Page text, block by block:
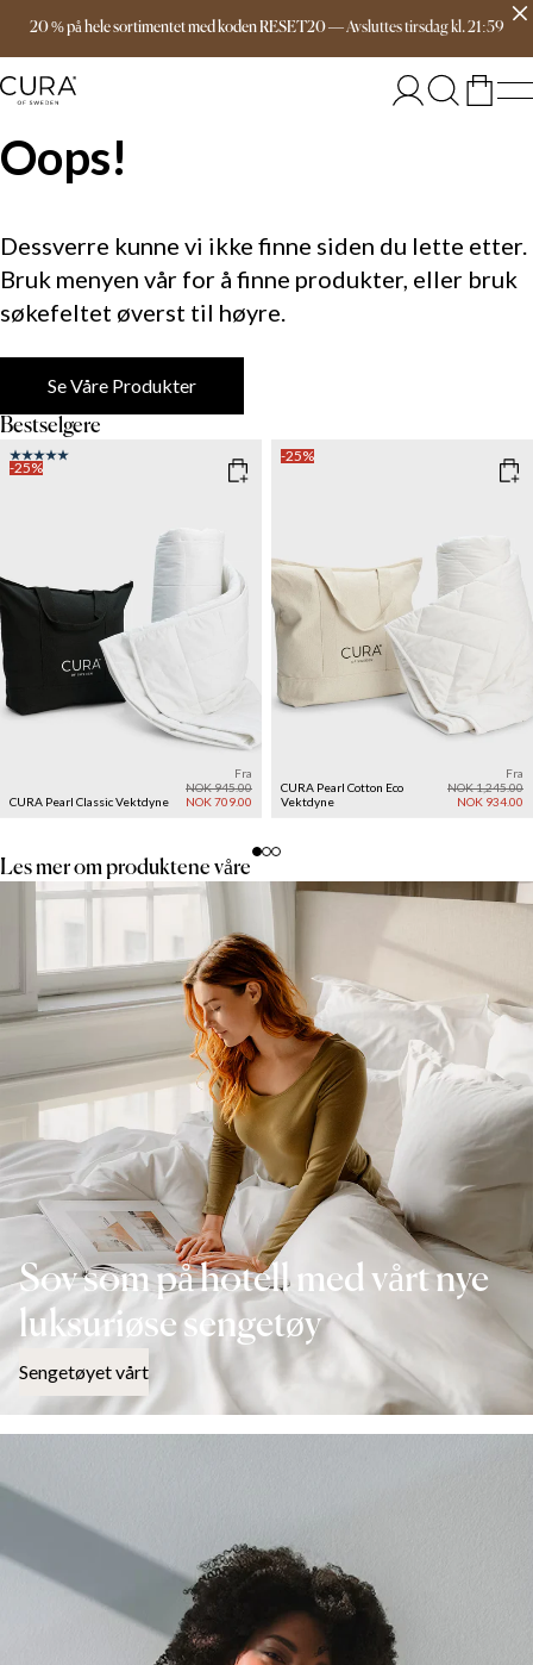
20 % på hele sortimentet med koden RESET20—Avsluttestirsdagkl.21:59
Gratis frakt over 1599 kr
Oops!
Dessverre kunne vi ikke finne siden du lette etter.
Bruk menyen vår for å finne produkter, eller bruk
søkefeltet øverst til høyre.
Se Våre Produkter
Bestselgere
-25%
CURA Pearl Classic Vektdyne
Fra
NOK 945.00
NOK 709.00
-25%
CURA Pearl Cotton Eco
Vektdyne
Fra
NOK 1,245.00
NOK 934.00
Les mer om produktene våre
Sov som på hotell med vårt nye
luksuriøse sengetøy
Sengetøyet vårt